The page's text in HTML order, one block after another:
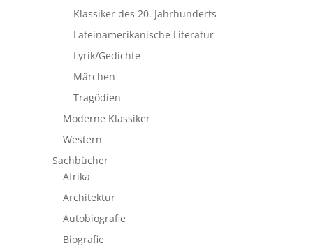
Klassiker des 20. Jahrhunderts
Lateinamerikanische Literatur
Lyrik/Gedichte
Märchen
Tragödien
Moderne Klassiker
Western
Sachbücher
Afrika
Architektur
Autobiografie
Biografie